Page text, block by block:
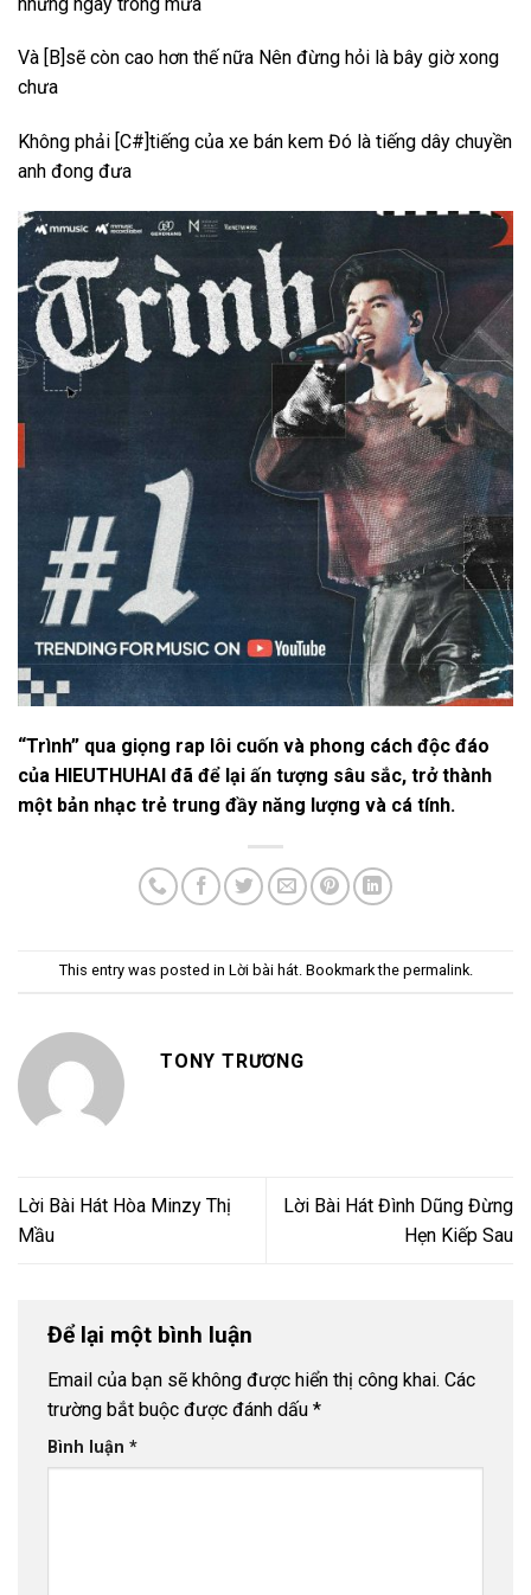
Và [B]sẽ còn cao hơn thế nữa Nên đừng hỏi là bây giờ xong
chưa
Không phải [C#]tiếng của xe bán kem Đó là tiếng dây chuyền
anh đong đưa
“Trình” qua giọng rap lôi cuốn và phong cách độc đáo
của HIEUTHUHAI đã để lại ấn tượng sâu sắc, trở thành
một bản nhạc trẻ trung đầy năng lượng và cá tính.
This entry was posted in Lời bài hát. Bookmark the permalink.
TONY TRƯƠNG
Lời Bài Hát Hòa Minzy Thị
Mầu
Lời Bài Hát Đình Dũng Đừng
Hẹn Kiếp Sau
Để lại một bình luận
Email của bạn sẽ không được hiển thị công khai. Các
trường bắt buộc được đánh dấu *
Bình luận *